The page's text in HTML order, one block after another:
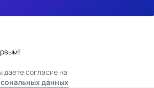
даете согласие на
данных